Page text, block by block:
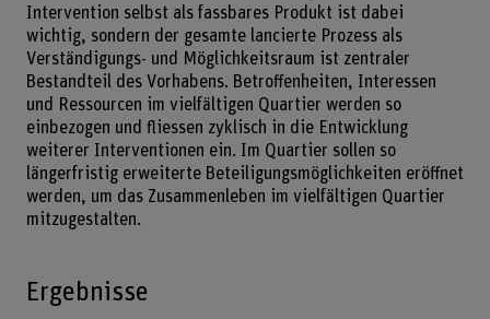
Intervention selbst als fassbares Produkt ist dabei
wichtig, sondern der gesamte lancierte Prozess als
Verständigungs- und Möglichkeitsraum ist zentraler
Bestandteil des Vorhabens. Betroffenheiten, Interessen
und Ressourcen im vielfältigen Quartier werden so
einbezogen und fliessen zyklisch in die Entwicklung
weiterer Interventionen ein. Im Quartier sollen so
längerfristig erweiterte Beteiligungsmöglichkeiten eröffnet
werden, um das Zusammenleben im vielfältigen Quartier
mitzugestalten.
Ergebnisse